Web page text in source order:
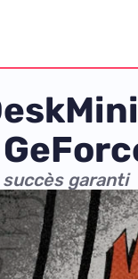
garanti